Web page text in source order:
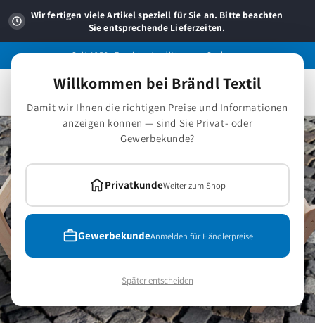
zum
Inhalt
Wir fertigen viele Artikel speziell für Sie an. Bitte beachten
Sie entsprechende Lieferzeiten.
Seit 1953 -Familientradition aus Sachsen.
Warenkorb
Willkommen bei Brändl Textil
Damit wir Ihnen die richtigen Preise und Informationen
anzeigen können — sind Sie Privat- oder
Gewerbekunde?
PrivatkundeWeiter zum Shop
GewerbekundeAnmelden für Händlerpreise
Später entscheiden